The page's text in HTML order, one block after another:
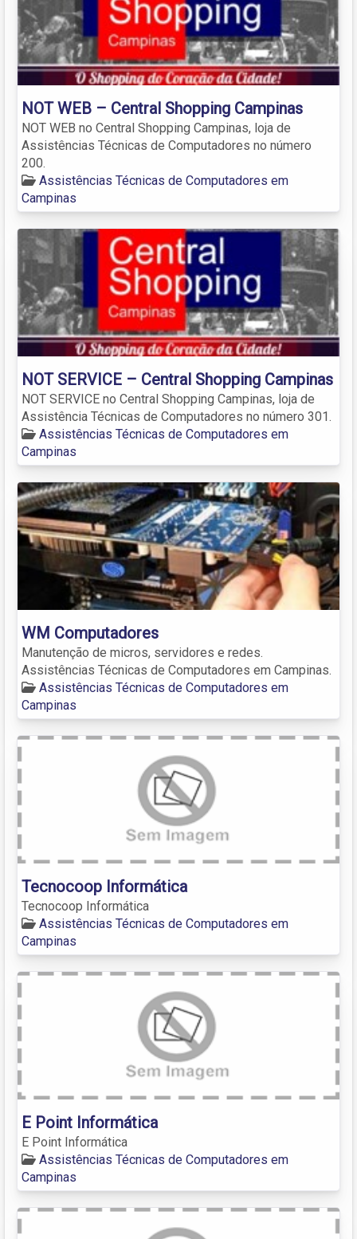
NOT WEB – Central Shopping Campinas
NOT WEB no Central Shopping Campinas, loja de
Assistências Técnicas de Computadores no número
200.
Assistências Técnicas de Computadores em
Campinas
NOT SERVICE – Central Shopping Campinas
NOT SERVICE no Central Shopping Campinas, loja de
Assistência Técnicas de Computadores no número 301.
Assistências Técnicas de Computadores em
Campinas
WM Computadores
Manutenção de micros, servidores e redes.
Assistências Técnicas de Computadores em Campinas.
Assistências Técnicas de Computadores em
Campinas
Tecnocoop Informática
Tecnocoop Informática
Assistências Técnicas de Computadores em
Campinas
E Point Informática
E Point Informática
Assistências Técnicas de Computadores em
Campinas